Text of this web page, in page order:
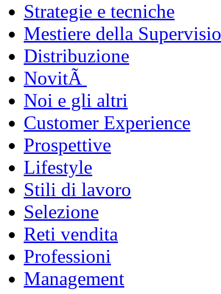
Strategie e tecniche
Mestiere della
Distribuzione
NovitÃ
Noi e gli altri
Customer Experience
Prospettive
Lifestyle
Stili di lavoro
Selezione
Reti vendita
Professioni
Management